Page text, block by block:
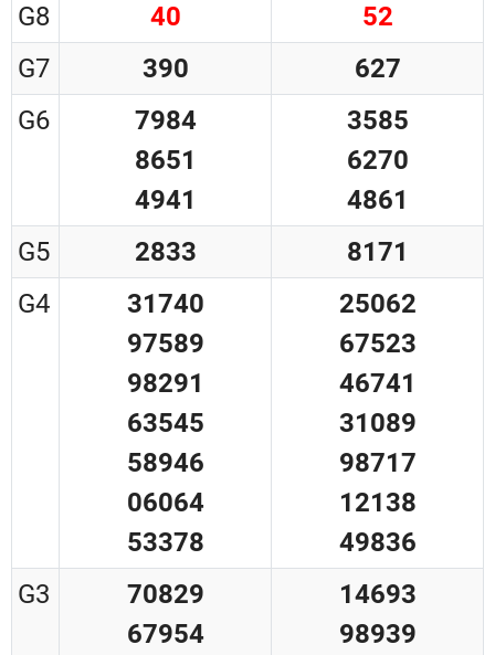
G8 40
52
G7
390
627
G6
7984
8651
4941
3585
6270
4861
G5
2833
8171
G4
31740
97589
98291
63545
58946
06064
53378
25062
67523
46741
31089
98717
12138
49836
G3
70829
67954
14693
98939